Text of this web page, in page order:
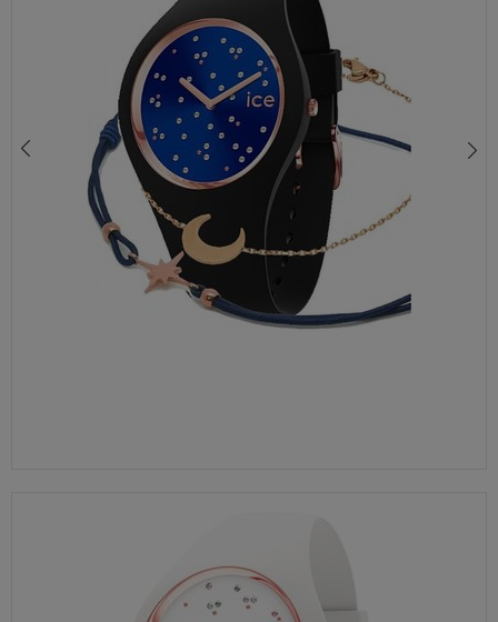
ZEGAREK DLA DZIEWCZYNKI ICE-WATCH 018422 – RÓŻOWY JEDNOROŻEC, SILIKONOWY PASEK, WODOSZCZELNY 100M
390,00 zł